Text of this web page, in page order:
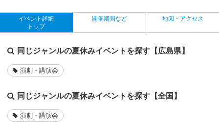
イベント詳細
トップ
開催期間など 地図・アクセス
同じジャンルの夏休みイベントを探す【広島県】
演劇・講演会
同じジャンルの夏休みイベントを探す【全国】
演劇・講演会